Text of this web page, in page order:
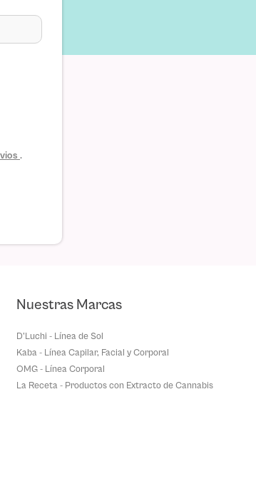
.
Nuestras Marcas
D'Luchi - Línea de Sol
Kaba - Línea Capilar, Facial y Corporal
OMG - Línea Corporal
La Receta - Productos con Extracto de Cannabis